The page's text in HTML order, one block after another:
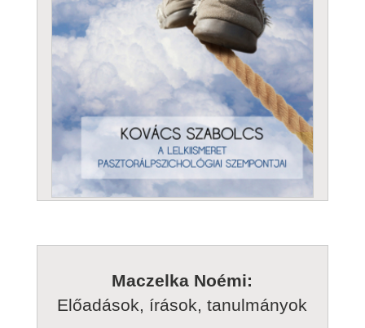
Maczelka Noémi:
Előadások, írások, tanulmányok